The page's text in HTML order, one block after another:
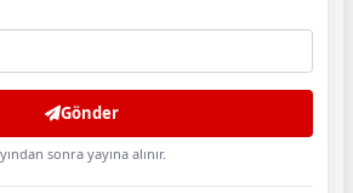
Gönder
sonra yayına alınır.